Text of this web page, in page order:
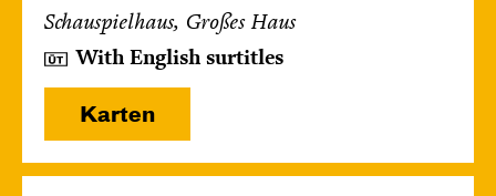
Schauspielhaus, Großes Haus
With English surtitles
Karten